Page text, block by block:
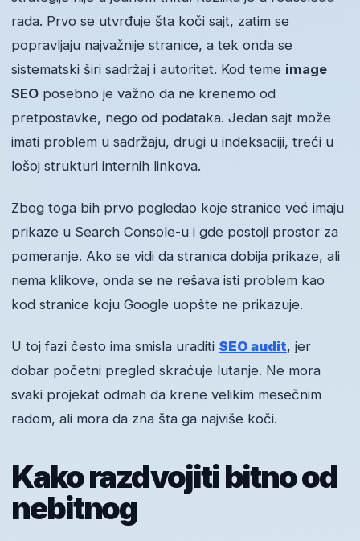
rada. Prvo se utvrđuje šta koči sajt, zatim se
popravljaju najvažnije stranice, a tek onda se
sistematski širi sadržaj i autoritet. Kod teme image
SEO posebno je važno da ne krenemo od
pretpostavke, nego od podataka. Jedan sajt može
imati problem u sadržaju, drugi u indeksaciji, treći u
lošoj strukturi internih linkova.
Zbog toga bih prvo pogledao koje stranice već imaju
prikaze u Search Console-u i gde postoji prostor za
pomeranje. Ako se vidi da stranica dobija prikaze, ali
nema klikove, onda se ne rešava isti problem kao
kod stranice koju Google uopšte ne prikazuje.
U toj fazi često ima smisla uraditi SEO audit, jer
dobar početni pregled skraćuje lutanje. Ne mora
svaki projekat odmah da krene velikim mesečnim
radom, ali mora da zna šta ga najviše koči.
Kako razdvojiti bitno od
nebitnog